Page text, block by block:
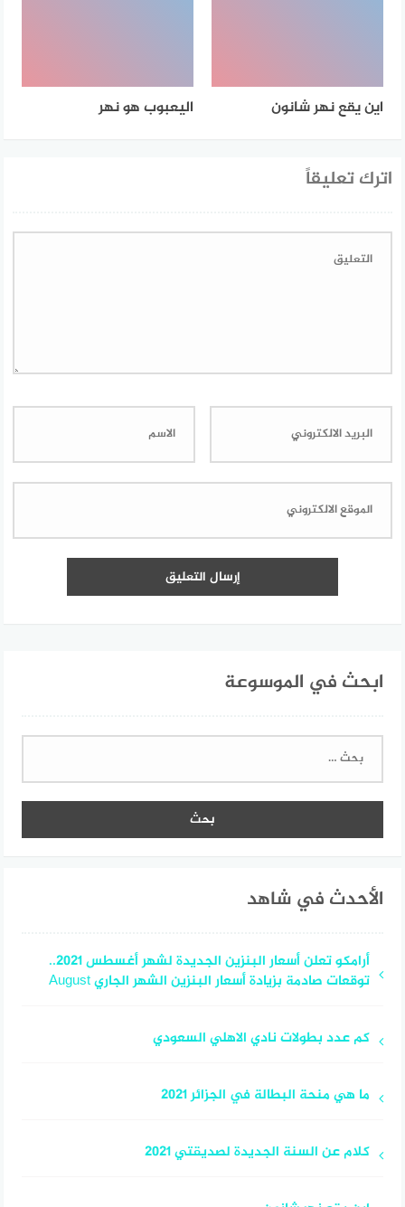
اين يقع نهر شانون اليعبوب هو نهر
اترك تعليقاً
ابحث في الموسوعة
البحث
الأحدث في شاهد
أرامكو تعلن أسعار البنزين الجديدة لشهر أغسطس 2021..
توقعات صادمة بزيادة أسعار البنزين الشهر الجاري August
كم عدد بطولات نادي الاهلي السعودي
ما هي منحة البطالة في الجزائر 2021
كلام عن السنة الجديدة لصديقتي 2021